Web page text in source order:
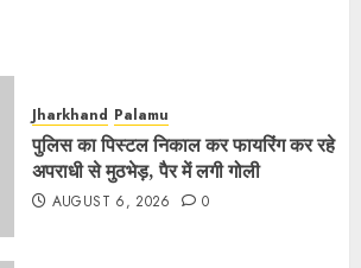
Jharkhand Palamu
पुलिस का पिस्टल निकाल कर फायरिंग कर रहे
अपराधी से मुठभेड़, पैर में लगी गोली
AUGUST 6, 2026 0